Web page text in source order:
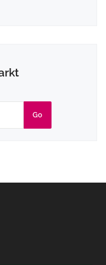
Go